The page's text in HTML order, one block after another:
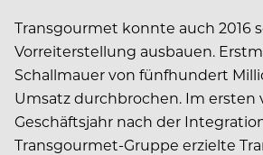
Transgourmet konnte auch 2016
Vorreiterstellung ausbauen.
Schallmauer von fünfhundert
Umsatz durchbrochen. Im ersten
Geschäftsjahr nach der
Transgourmet-Gruppe erzielte